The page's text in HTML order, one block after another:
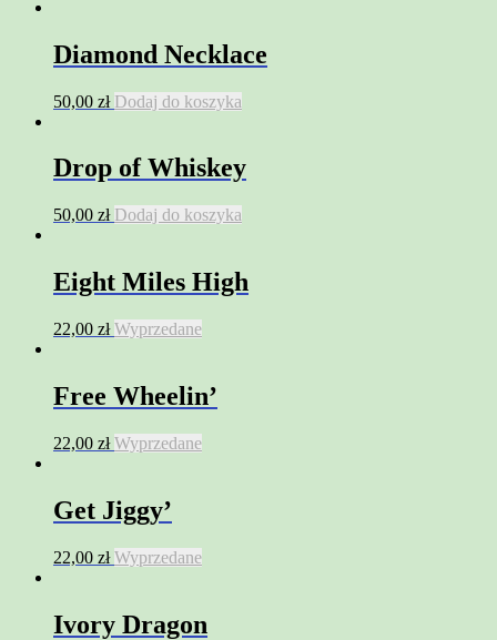
Diamond Necklace
50,00 zł Dodaj do koszyka
Drop of Whiskey
50,00 zł Dodaj do koszyka
Eight Miles High
22,00 zł Wyprzedane
Free Wheelin’
22,00 zł Wyprzedane
Get Jiggy’
22,00 zł Wyprzedane
Ivory Dragon